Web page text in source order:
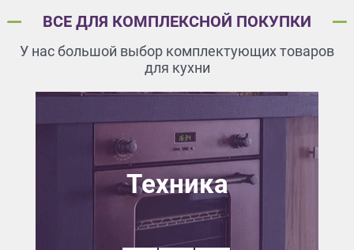
ВСЕ ДЛЯ КОМПЛЕКСНОЙ ПОКУПКИ
У нас большой выбор комплектующих товаров
для кухни
Техника